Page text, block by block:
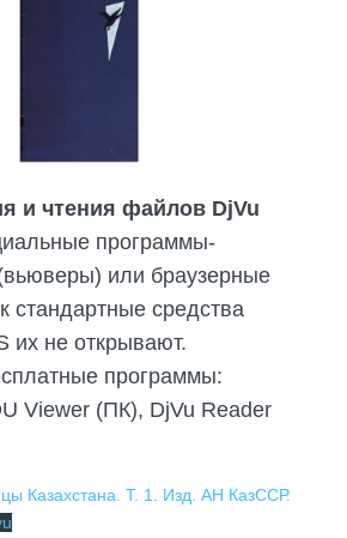
и чтения файлов DjVu
программы-
или браузерные
стандартные средства
их не открывают.
программы:
Viewer (ПК), DjVu Reader
Казахстана. Т. 1. Изд. АН КазССР.